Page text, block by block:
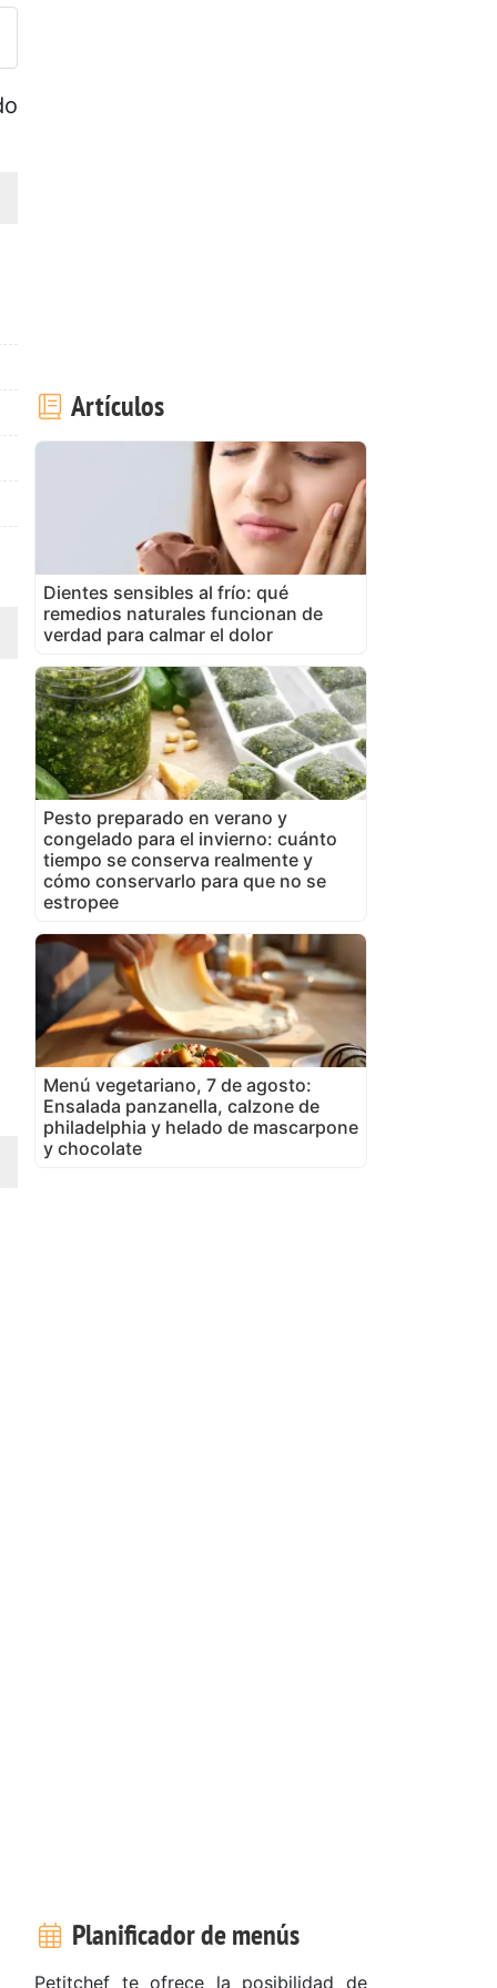
Artículos
Dientes sensibles al frío: qué
remedios naturales funcionan de
verdad para calmar el dolor
Pesto preparado en verano y
congelado para el invierno: cuánto
tiempo se conserva realmente y
cómo conservarlo para que no se
estropee
Menú vegetariano, 7 de agosto:
Ensalada panzanella, calzone de
philadelphia y helado de mascarpone
y chocolate
Planificador de menús
Petitchef te ofrece la posibilidad de